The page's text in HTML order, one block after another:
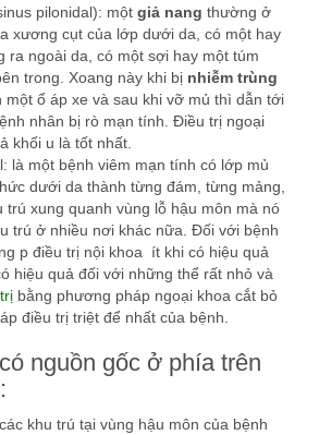
pilonidal): một giả nang thường ở
xương cụt của lớp dưới da, có một hay
ra ngoài da, có một sợi hay một túm
trong. Xoang này khi bị nhiễm trùng
một ổ áp xe và sau khi vỡ mủ thì dẫn tới
nhân bị rò mạn tính. Điều trị ngoại
khối u là tốt nhất.
là một bệnh viêm mạn tính có lớp mủ
dưới da thành từng đám, từng mảng,
trú xung quanh vùng lỗ hậu môn mà nó
trú ở nhiều nơi khác nữa. Đối với bệnh
p điều trị nội khoa ít khi có hiệu quả
hiệu quả đối với những thể rất nhỏ và
bằng phương pháp ngoại khoa cắt bỏ
điều trị triệt để nhất của bệnh.
nguồn gốc ở phía trên
khu trú tại vùng hậu môn của bệnh